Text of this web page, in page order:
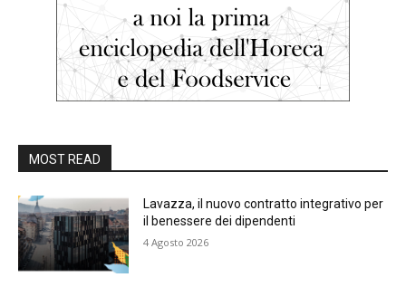
MOST READ
Lavazza, il nuovo contratto integrativo per
il benessere dei dipendenti
4 Agosto 2026